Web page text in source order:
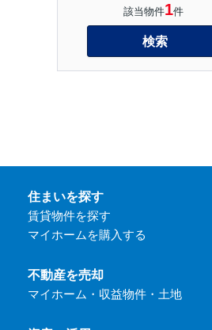
該当物件1件
検索
住まいを探す
賃貸物件を探す
マイホームを購入する
不動産を売却
マイホーム・収益物件・土地